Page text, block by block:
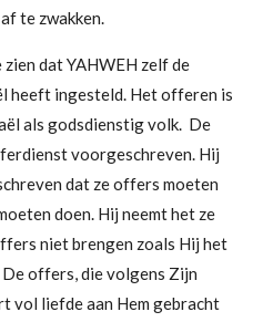
af te zwakken.
dat YAHWEH zelf de
heeft ingesteld. Het offeren is
als godsdienstig volk. De
voorgeschreven. Hij
dat ze offers moeten
doen. Hij neemt het ze
niet brengen zoals Hij het
offers, die volgens Zijn
vol liefde aan Hem gebracht